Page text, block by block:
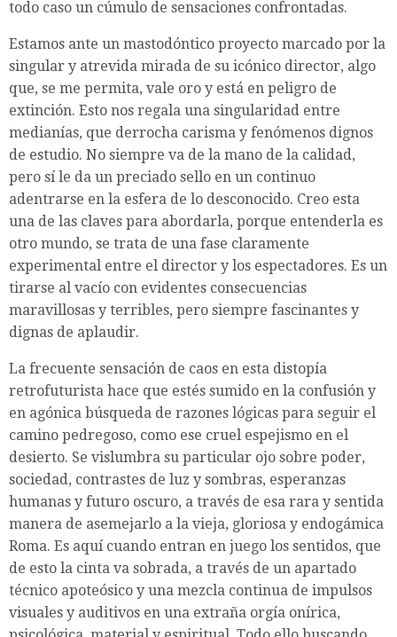
todo caso un cúmulo de sensaciones confrontadas.
Estamos ante un mastodóntico proyecto marcado por la
singular y atrevida mirada de su icónico director, algo
que, se me permita, vale oro y está en peligro de
extinción. Esto nos regala una singularidad entre
medianías, que derrocha carisma y fenómenos dignos
de estudio. No siempre va de la mano de la calidad,
pero sí le da un preciado sello en un continuo
adentrarse en la esfera de lo desconocido. Creo esta
una de las claves para abordarla, porque entenderla es
otro mundo, se trata de una fase claramente
experimental entre el director y los espectadores. Es un
tirarse al vacío con evidentes consecuencias
maravillosas y terribles, pero siempre fascinantes y
dignas de aplaudir.
La frecuente sensación de caos en esta distopía
retrofuturista hace que estés sumido en la confusión y
en agónica búsqueda de razones lógicas para seguir el
camino pedregoso, como ese cruel espejismo en el
desierto. Se vislumbra su particular ojo sobre poder,
sociedad, contrastes de luz y sombras, esperanzas
humanas y futuro oscuro, a través de esa rara y sentida
manera de asemejarlo a la vieja, gloriosa y endogámica
Roma. Es aquí cuando entran en juego los sentidos, que
de esto la cinta va sobrada, a través de un apartado
técnico apoteósico y una mezcla continua de impulsos
visuales y auditivos en una extraña orgía onírica,